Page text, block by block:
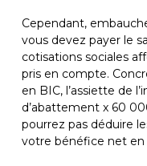
Cependant,
vous devez payer le
cotisations sociales
pris en compte.
en BIC, l’assiette de
d’abattement x 60
pourrez pas déduire
votre bénéfice net